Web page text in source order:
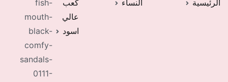
الرئيسية
النساء
كعب
عالي
اسود
fish-
mouth-
black-
comfy-
sandals-
0111-